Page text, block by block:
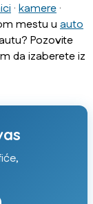
· kamere ·
mestu u auto
Pozovite
da izaberete iz